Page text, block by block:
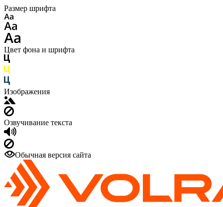
Размер шрифта
Цвет фона и шрифта
Изображения
Озвучивание текста
Обычная версия сайта